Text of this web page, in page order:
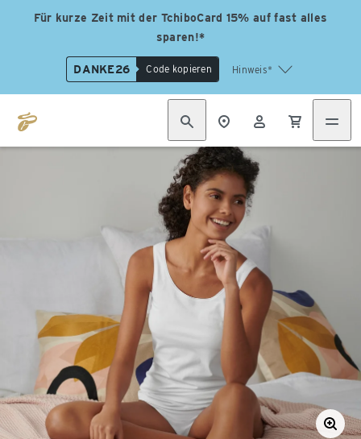
Für kurze Zeit mit der TchiboCard 15% auf fast alles
sparen!*
DANKE26 Code kopieren Hinweis*